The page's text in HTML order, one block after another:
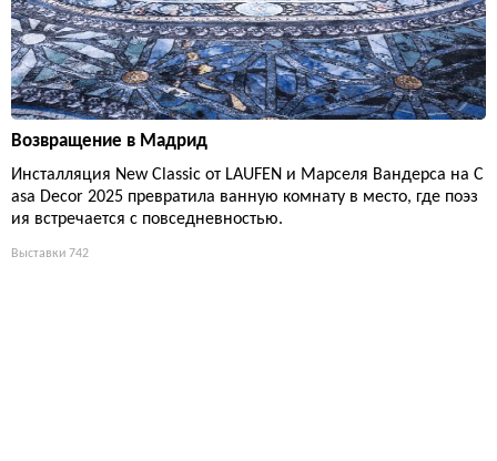
Возвращение в Мадрид
Инсталляция New Classic от LAUFEN и Марселя Вандерса на C
asa Decor 2025 превратила ванную комнату в место, где поэз
ия встречается с повседневностью.
Выставки 742